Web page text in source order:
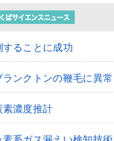
することに成功
ンクトンの鞭毛に異
素濃度推計